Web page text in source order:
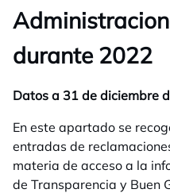
durante 2022
Datos a 31 de diciembre
En este apartado se
entradas de
materia de acceso a la
de Transparencia y Buen